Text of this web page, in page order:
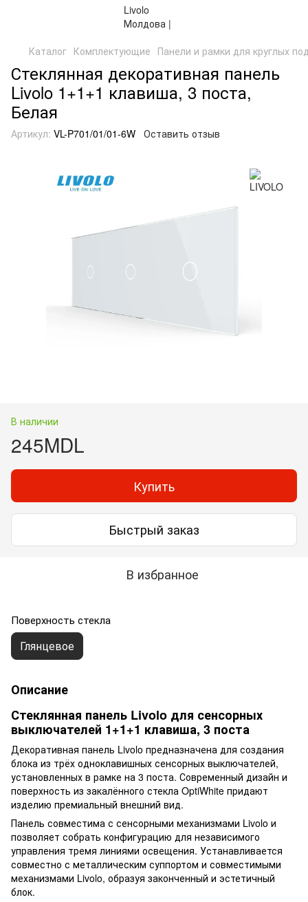
Каталог Комплектующие Панели и рамки для круглых
Стеклянная декоративная панель
Livolo 1+1+1 клавиша, 3 поста,
Белая
Артикул: VL-P701/01/01-6W Оставить отзыв
В наличии
245MDL
Купить
Быстрый заказ
В избранное
Поверхность стекла
Глянцевое
Описание
Стеклянная панель Livolo для сенсорных
выключателей 1+1+1 клавиша, 3 поста
Декоративная панель Livolo предназначена для создания
блока из трёх одноклавишных сенсорных выключателей,
установленных в рамке на 3 поста. Современный дизайн и
поверхность из закалённого стекла OptiWhite придают
изделию премиальный внешний вид.
Панель совместима с сенсорными механизмами Livolo и
позволяет собрать конфигурацию для независимого
управления тремя линиями освещения. Устанавливается
совместно с металлическим суппортом и совместимыми
механизмами Livolo, образуя законченный и эстетичный
блок.